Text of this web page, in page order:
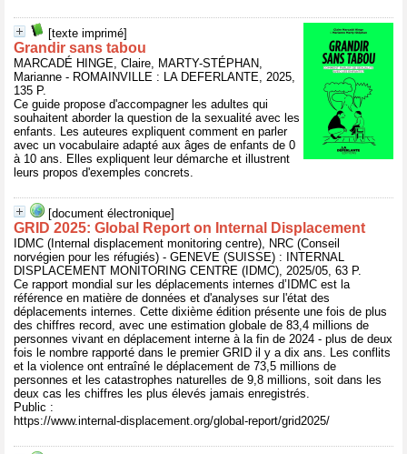
[texte imprimé]
Grandir sans tabou
MARCADÉ HINGE, Claire, MARTY-STÉPHAN,
Marianne - ROMAINVILLE : LA DEFERLANTE, 2025,
135 P.
Ce guide propose d'accompagner les adultes qui
souhaitent aborder la question de la sexualité avec les
enfants. Les auteures expliquent comment en parler
avec un vocabulaire adapté aux âges de enfants de 0
à 10 ans. Elles expliquent leur démarche et illustrent
leurs propos d'exemples concrets.
[document électronique]
GRID 2025: Global Report on Internal Displacement
IDMC (Internal displacement monitoring centre), NRC (Conseil
norvégien pour les réfugiés) - GENEVE (SUISSE) : INTERNAL
DISPLACEMENT MONITORING CENTRE (IDMC), 2025/05, 63 P.
Ce rapport mondial sur les déplacements internes d’IDMC est la
référence en matière de données et d'analyses sur l'état des
déplacements internes. Cette dixième édition présente une fois de plus
des chiffres record, avec une estimation globale de 83,4 millions de
personnes vivant en déplacement interne à la fin de 2024 - plus de deux
fois le nombre rapporté dans le premier GRID il y a dix ans. Les conflits
et la violence ont entraîné le déplacement de 73,5 millions de
personnes et les catastrophes naturelles de 9,8 millions, soit dans les
deux cas les chiffres les plus élevés jamais enregistrés.
Public :
https://www.internal-displacement.org/global-report/grid2025/